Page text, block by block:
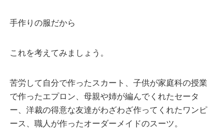
手作りの服だから
これを考えてみましょう。
苦労して自分で作ったスカート、子供が家庭科の授業
で作ったエプロン、母親や姉が編んでくれたセータ
ー、洋裁の得意な友達がわざわざ作ってくれたワンピ
ース、職人が作ったオーダーメイドのスーツ。